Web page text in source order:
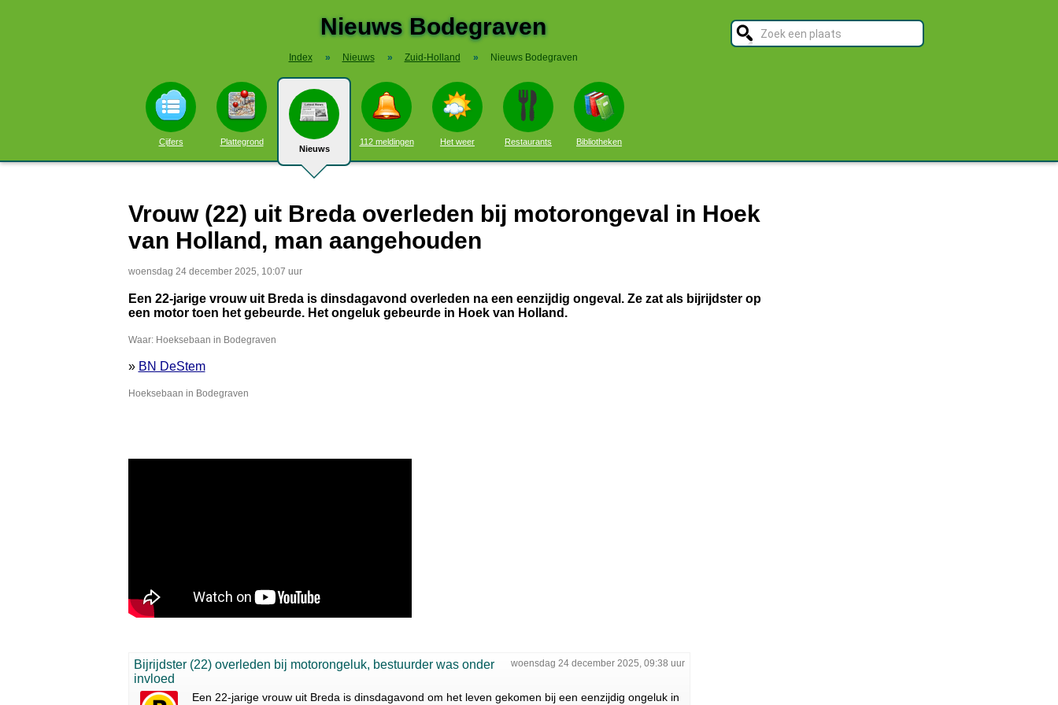
Nieuws Bodegraven
Index » Nieuws » Zuid-Holland » Nieuws Bodegraven
Cijfers Plattegrond
Nieuws
112 meldingen Het weer Restaurants Bibliotheken
Vrouw (22) uit Breda overleden bij motorongeval in Hoek
van Holland, man aangehouden
woensdag 24 december 2025, 10:07 uur
Een 22-jarige vrouw uit Breda is dinsdagavond overleden na een eenzijdig ongeval. Ze zat als bijrijdster op
een motor toen het gebeurde. Het ongeluk gebeurde in Hoek van Holland.
Waar: Hoeksebaan in Bodegraven
» BN DeStem
Hoeksebaan in Bodegraven
woensdag 24 december 2025, 09:38 uur
Bijrijdster (22) overleden bij motorongeluk, bestuurder was onder
invloed
Een 22-jarige vrouw uit Breda is dinsdagavond om het leven gekomen bij een eenzijdig ongeluk in